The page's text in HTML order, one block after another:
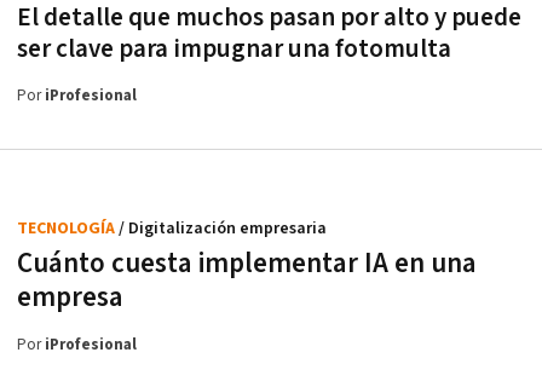
El detalle que muchos pasan por alto y puede
ser clave para impugnar una fotomulta
PoriProfesional
Cuánto cuesta implementar IA en una
empresa
TECNOLOGÍA/ Digitalización empresaria
PoriProfesional